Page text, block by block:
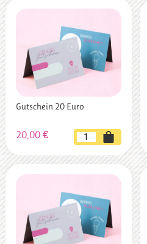
Menge
Gutschein 20 Euro
20,00 €
Gutschein
20
Euro
Menge